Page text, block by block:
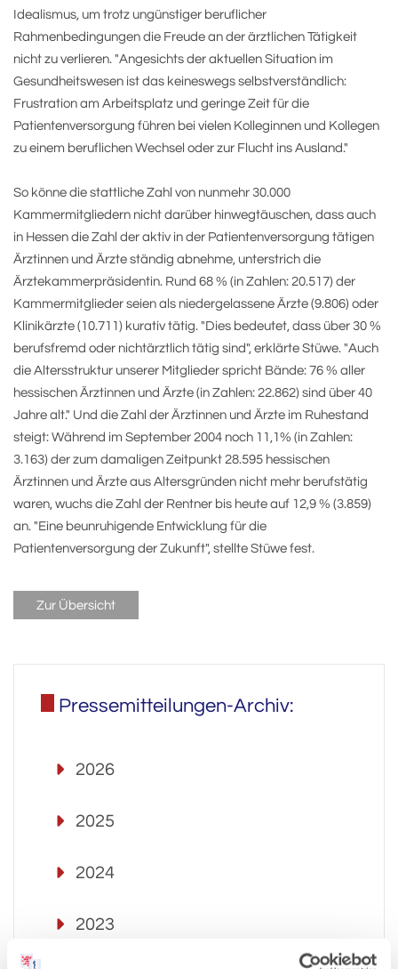
Idealismus, um trotz ungünstiger beruflicher
Rahmenbedingungen die Freude an der ärztlichen Tätigkeit
nicht zu verlieren. "Angesichts der aktuellen Situation im
Gesundheitswesen ist das keineswegs selbstverständlich:
Frustration am Arbeitsplatz und geringe Zeit für die
Patientenversorgung führen bei vielen Kolleginnen und Kollegen
zu einem beruflichen Wechsel oder zur Flucht ins Ausland."
So könne die stattliche Zahl von nunmehr 30.000
Kammermitgliedern nicht darüber hinwegtäuschen, dass auch
in Hessen die Zahl der aktiv in der Patientenversorgung tätigen
Ärztinnen und Ärzte ständig abnehme, unterstrich die
Ärztekammerpräsidentin. Rund 68 % (in Zahlen: 20.517) der
Kammermitglieder seien als niedergelassene Ärzte (9.806) oder
Klinikärzte (10.711) kurativ tätig. "Dies bedeutet, dass über 30 %
berufsfremd oder nichtärztlich tätig sind", erklärte Stüwe. "Auch
die Altersstruktur unserer Mitglieder spricht Bände: 76 % aller
hessischen Ärztinnen und Ärzte (in Zahlen: 22.862) sind über 40
Jahre alt." Und die Zahl der Ärztinnen und Ärzte im Ruhestand
steigt: Während im September 2004 noch 11,1% (in Zahlen:
3.163) der zum damaligen Zeitpunkt 28.595 hessischen
Ärztinnen und Ärzte aus Altersgründen nicht mehr berufstätig
waren, wuchs die Zahl der Rentner bis heute auf 12,9 % (3.859)
an. "Eine beunruhigende Entwicklung für die
Patientenversorgung der Zukunft", stellte Stüwe fest.
Zur Übersicht
Pressemitteilungen-Archiv:
2026
2025
2024
2023